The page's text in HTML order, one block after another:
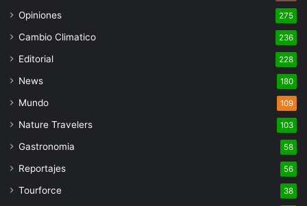
Opiniones 275
Cambio Climatico 236
Editorial 228
News 180
Mundo 109
Nature Travelers 103
Gastronomia 58
Reportajes 56
Tourforce 38